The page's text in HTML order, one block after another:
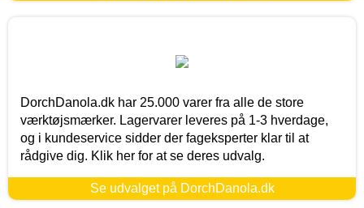
DorchDanola.dk har 25.000 varer fra alle de store
værktøjsmærker. Lagervarer leveres på 1-3 hverdage,
og i kundeservice sidder der fageksperter klar til at
rådgive dig. Klik her for at se deres udvalg.
Se udvalget på DorchDanola.dk